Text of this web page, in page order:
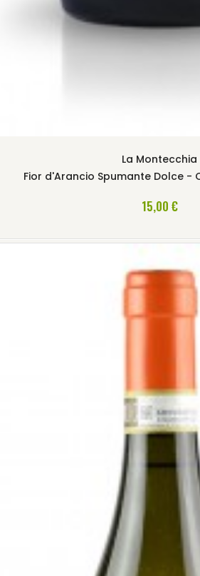
La Montecchia
Fior d'Arancio Spumante Dolce -
15,00 €
AGGIUNGI AL CARRELLO